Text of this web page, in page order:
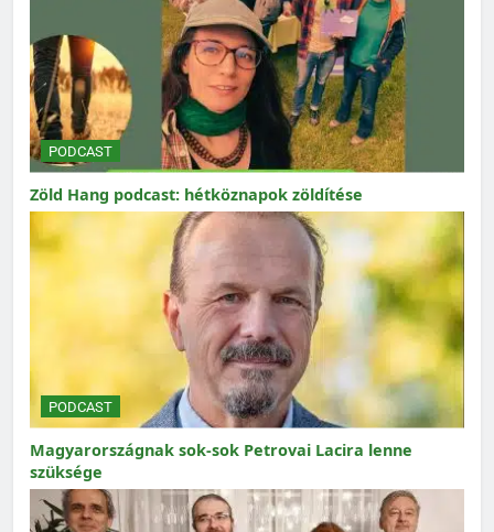
PODCAST
Zöld Hang podcast: hétköznapok zöldítése
PODCAST
Magyarországnak sok-sok Petrovai Lacira lenne
szüksége